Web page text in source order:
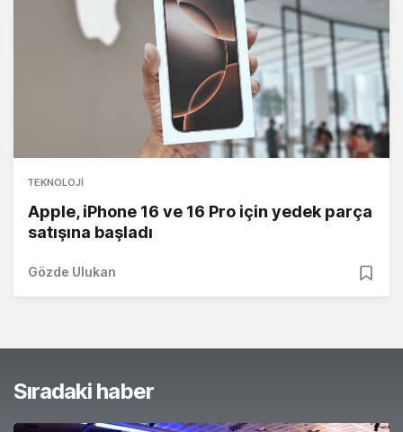
TEKNOLOJI
Apple, iPhone 16 ve 16 Pro için yedek parça
satışına başladı
Gözde Ulukan
Sıradaki haber